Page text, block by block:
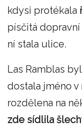
kdysi protékala
písčitá dopravní
ní stala ulice.
Las Ramblas
dostala jméno
rozdělena na
zde sídlila